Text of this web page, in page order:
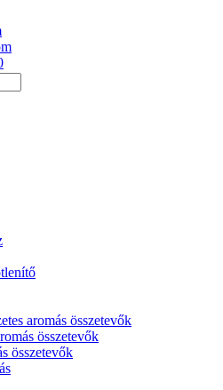
aromás összetevők
összetevők
összetevők